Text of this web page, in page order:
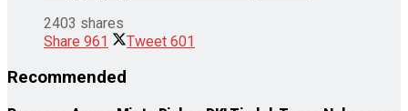
2403 shares
Share 961 Tweet 601
Recommended